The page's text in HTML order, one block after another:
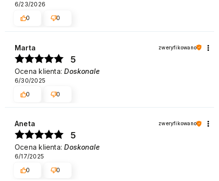
6/23/2026
0
0
Marta zweryfikowano
5
Ocena klienta:Doskonale
6/30/2025
0
0
Aneta zweryfikowano
5
Ocena klienta:Doskonale
6/17/2025
0
0